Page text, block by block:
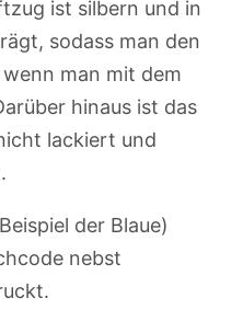
ist silbern und in
sodass man den
man mit dem
hinaus ist das
lackiert und
der Blaue)
nebst